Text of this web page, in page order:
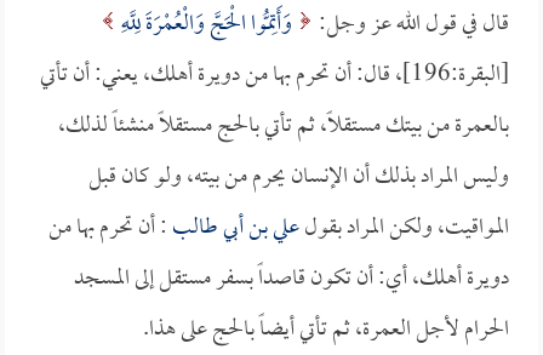
قال في قول الله عز وجل:
وَأَتِمُّوا الْحَجَّ وَالْعُمْرَةَ لِلَّهِ
[البقرة:196]، قال: أن تحرم بها من دويرة أهلك، يعني: أن تأتي
بالعمرة من بيتك مستقلاً، ثم تأتي بالحج مستقلاً منشئاً لذلك،
وليس المراد بذلك أن الإنسان يحرم من بيته، ولو كان قبل
المواقيت، ولكن المراد بقولعلي بن أبي طالب: أن تحرم بها من
دويرة أهلك، أي: أن تكون قاصداً بسفر مستقل إلى المسجد
الحرام لأجل العمرة، ثم تأتي أيضاً بالحج على هذا.